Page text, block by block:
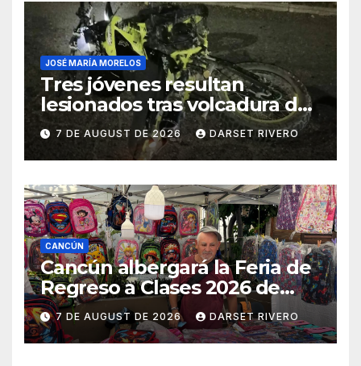
JOSÉ MARÍA MORELOS
Tres jóvenes resultan
lesionados tras volcadura de
una moto al intentar esquivar
a un perro en José María
Morelos
7 DE AUGUST DE 2026 DARSET RIVERO
CANCÚN
Cancún albergará la Feria de
Regreso a Clases 2026 de
Profeco del 14 al 16 de agosto
7 DE AUGUST DE 2026 DARSET RIVERO